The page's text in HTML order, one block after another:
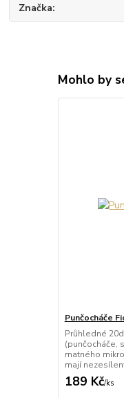
Značka
Mohlo by
Punčocháče
Průhledné
(punčocháče,
matného
mají
189 Kč/ks